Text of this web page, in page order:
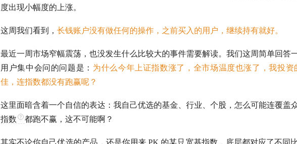
度出现小幅度的上涨。
这周我们看到， 长钱账户没有做任何的操作，之前买入的用户，继续持有就好。
最近一周市场窄幅震荡，也没发生什么比较大的事件需要解读。我们这周简单回答
用户集中会问的问题是： 为什么今年上证指数涨了，全市场温度也涨了，我投资
佳，连指数都没有跑赢呢？
这里面暗含着一个自信的表达：我自己优选的基金、行业、个股，怎么可能连覆盖
指数
都跑不赢，这不可能啊？